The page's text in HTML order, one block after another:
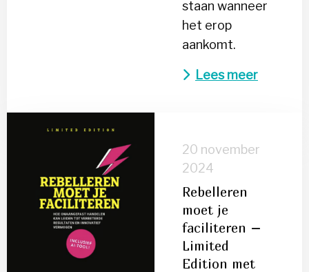
staan wanneer
het erop
aankomt.
Lees meer
20 november
2024
Rebelleren
moet je
faciliteren –
Limited
Edition met
Rebelleren
faciliteren